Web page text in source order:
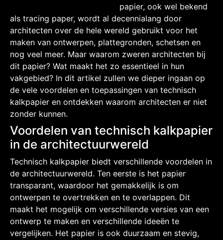
papier, ook wel bekend
als tracing paper, wordt al decennialang door
architecten over de hele wereld gebruikt voor het
maken van ontwerpen, plattegronden, schetsen en
nog veel meer. Maar waarom zweren architecten bij
dit papier? Wat maakt het zo essentieel in hun
vakgebied? In dit artikel zullen we dieper ingaan op
de vele voordelen en toepassingen van technisch
kalkpapier en ontdekken waarom architecten er niet
zonder kunnen.
Voordelen van technisch kalkpapier
in de architectuurwereld
Technisch kalkpapier biedt verschillende voordelen in
de architectuurwereld. Ten eerste is het papier
transparant, waardoor het gemakkelijk is om
ontwerpen te overtrekken en te overlappen. Dit
maakt het mogelijk om verschillende versies van een
ontwerp te maken en verschillende ideeën te
vergelijken. Het papier is ook duurzaam en stevig,